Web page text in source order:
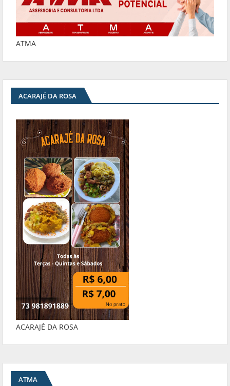
ATMA
ACARAJÉ DA ROSA
ACARAJÉ DA ROSA
ATMA